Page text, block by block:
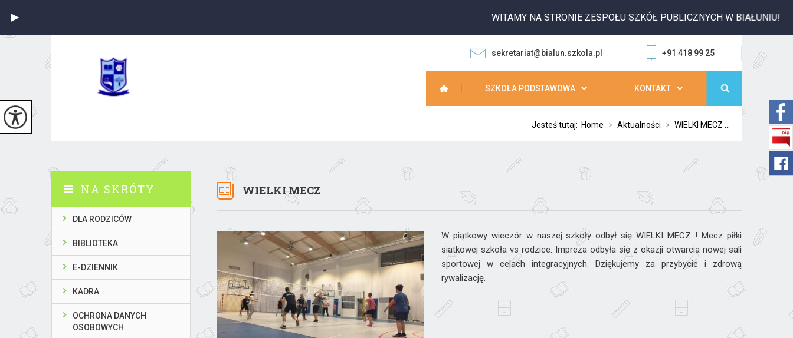
WITAMY NA STRONIE ZESPOŁU SZKÓŁ PUBLICZNYCH W BIAŁUNIU!
sekretariat@bialun.szkola.pl +91 418 99 25
SZKOŁA PODSTAWOWA KONTAKT
Jesteś tutaj: Home > Aktualności > WIELKI MECZ ...
WIELKI MECZ
W piątkowy wieczór w naszej szkoły odbył się WIELKI MECZ ! Mecz piłki
siatkowej szkoła vs rodzice. Impreza odbyła się z okazji otwarcia nowej sali
sportowej w celach integracyjnych. Dziękujemy za przybycie i zdrową
rywalizację.
NA SKRÓTY
DLA RODZICÓW
BIBLIOTEKA
E-DZIENNIK
KADRA
OCHRONA DANYCH
OSOBOWYCH